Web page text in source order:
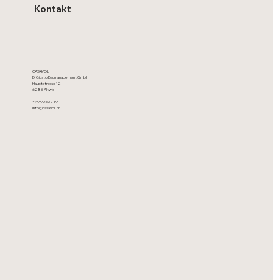
Kontakt
CASAVOLI
Di Giusto Baumanagement GmbH
Hauptstrasse 12
6286 Altwis
+79 905 32 19
info@casavoli.ch